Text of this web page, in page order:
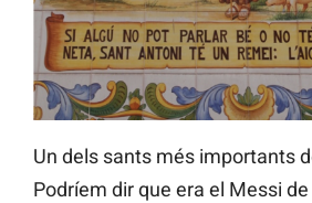
Un dels sants més importants
Podríem dir que era el Messi de